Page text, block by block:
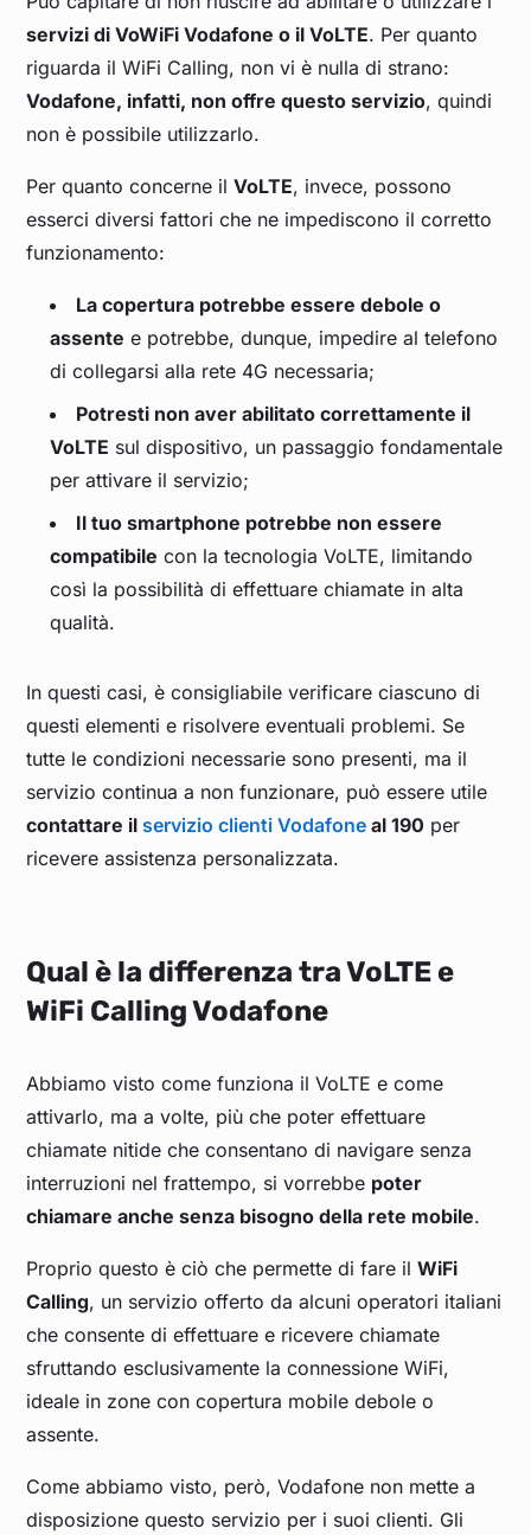
servizi di VoWiFi Vodafone o il VoLTE. Per quanto
riguarda il WiFi Calling, non vi è nulla di strano:
Vodafone, infatti, non offre questo servizio, quindi
non è possibile utilizzarlo.
Per quanto concerne ilVoLTE, invece, possono
esserci diversi fattori che ne impediscono il corretto
funzionamento:
La copertura potrebbe essere debole o
assente e potrebbe, dunque, impedire al telefono
di collegarsi alla rete 4G necessaria;
Potresti non aver abilitato correttamente il
VoLTE sul dispositivo, un passaggio fondamentale
per attivare il servizio;
Il tuo smartphone potrebbe non essere
compatibile con la tecnologia VoLTE, limitando
così la possibilità di effettuare chiamate in alta
qualità.
In questi casi, è consigliabile verificare ciascuno di
questi elementi e risolvere eventuali problemi. Se
tutte le condizioni necessarie sono presenti, ma il
servizio continua a non funzionare, può essere utile
contattare il servizio clienti Vodafone al 190 per
ricevere assistenza personalizzata.
Qual è la differenza tra VoLTE e
WiFi Calling Vodafone
Abbiamo visto come funziona il VoLTE e come
attivarlo, ma a volte, più che poter effettuare
chiamate nitide che consentano di navigare senza
interruzioni nel frattempo, si vorrebbe poter
chiamare anche senza bisogno della rete mobile.
Proprio questo è ciò che permette di fare ilWiFi
Calling, un servizio offerto da alcuni operatori italiani
che consente di effettuare e ricevere chiamate
sfruttando esclusivamente la connessione WiFi,
ideale in zone con copertura mobile debole o
assente.
Come abbiamo visto, però, Vodafone non mette a
disposizione questo servizio per i suoi clienti. Gli